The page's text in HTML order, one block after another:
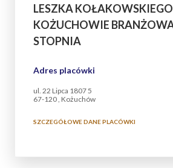
LESZKA
KOŻUCHOWIE
STOPNIA
Adres placówki
ul. 22 Lipca 1807 5
67-120 , Kożuchów
SZCZEGÓŁOWE DANE PLACÓWKI